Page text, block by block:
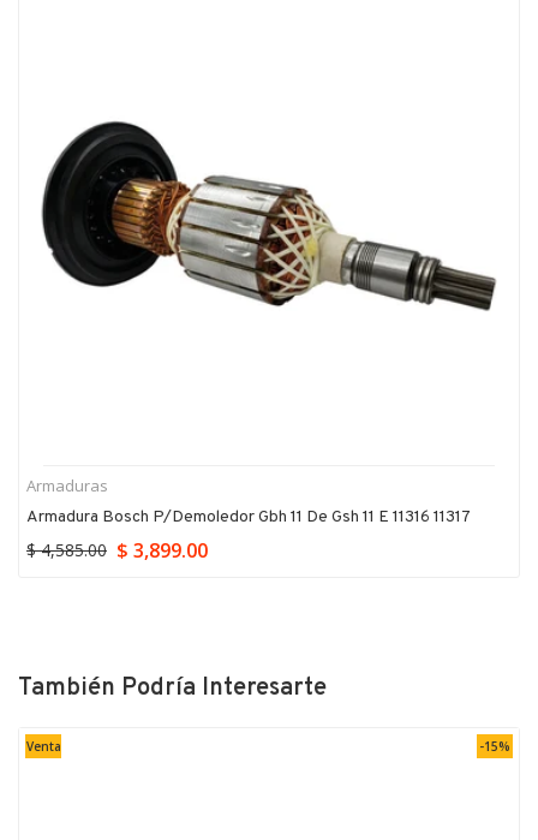
Armaduras
Armadura Bosch P/demoledor Gbh 11 De Gsh 11 E 11316 11317
$ 4,585.00 $ 3,899.00
También Podría Interesarte
Venta -15%